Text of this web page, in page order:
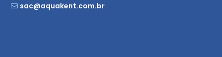
sac@aquakent.com.br